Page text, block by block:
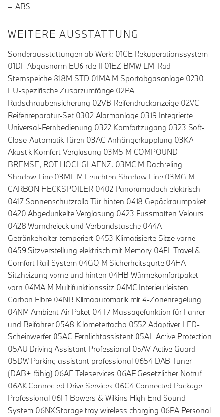
ABS
WEITERE AUSSTATTUNG
Sonderausstattungen ab Werk: 01CE Rekuperationssystem
01DF Abgasnorm EU6 rde II 01EZ BMW LM-Rad
Sternspeiche 818M STD 01MA M Sportabgasanlage 0230
EU-spezifische Zusatzumfänge 02PA
Radschraubensicherung 02VB Reifendruckanzeige 02VC
Reifenreparatur-Set 0302 Alarmanlage 0319 Integrierte
Universal-Fernbedienung 0322 Komfortzugang 0323 Soft-
Close-Automatik Türen 03AC Anhängerkupplung 03KA
Akustik Komfort Verglasung 03M5 M COMPOUND-
BREMSE, ROT HOCHGLAENZ. 03MC M Dachreling
Shadow Line 03MF M Leuchten Shadow Line 03MG M
CARBON HECKSPOILER 0402 Panoramadach elektrisch
0417 Sonnenschutzrollo Tür hinten 0418 Gepäckraumpaket
0420 Abgedunkelte Verglasung 0423 Fussmatten Velours
0428 Warndreieck und Verbandstasche 044A
Getränkehalter temperiert 0453 Klimatisierte Sitze vorne
0459 Sitzverstellung elektrisch mit Memory 04FL Travel &
Comfort Rail System 04GQ M Sicherheitsgurte 04HA
Sitzheizung vorne und hinten 04HB Wärmekomfortpaket
vorn 04MA M Multifunktionssitz 04MC Interieurleisten
Carbon Fibre 04NB Klimaautomatik mit 4-Zonenregelung
04NM Ambient Air Paket 04T7 Massagefunktion für Fahrer
und Beifahrer 0548 Kilometertacho 0552 Adaptiver LED-
Scheinwerfer 05AC Fernlichtassistent 05AL Active Protection
05AU Driving Assistant Professional 05AV Active Guard
05DW Parking assistant professional 0654 DAB-Tuner
(DAB+ fähig) 06AE Teleservices 06AF Gesetzlicher Notruf
06AK Connected Drive Services 06C4 Connected Package
Professional 06F1 Bowers & Wilkins High End Sound
System 06NX Storage tray wireless charging 06PA Personal